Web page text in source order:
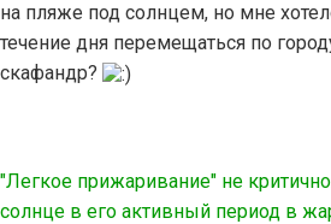
на пляже под солнцем, но мне
течение дня перемещаться по
скафандр?
"Легкое прижаривание" не
солнце в его активный период в